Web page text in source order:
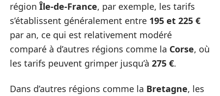
régionÎle-de-France, par exemple, les tarifs
s’établissent généralement entre 195 et 225 €
par an, ce qui est relativement modéré
comparé à d’autres régions comme la Corse, où
les tarifs peuvent grimper jusqu’à 275 €.
Dans d’autres régions comme la Bretagne, les